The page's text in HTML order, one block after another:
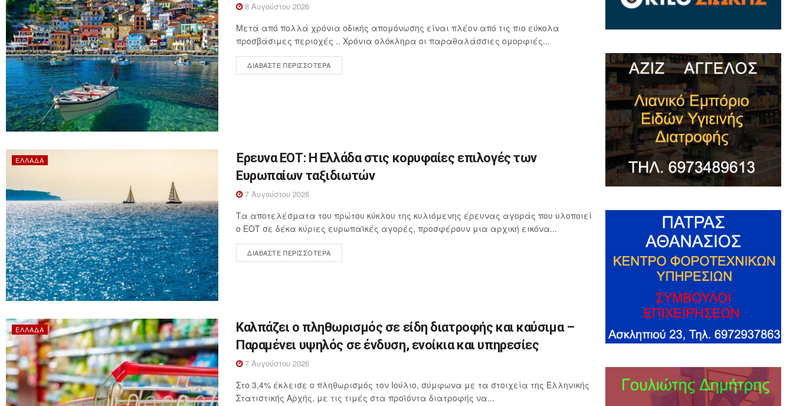
8 Αυγούστου 2026
Μετά από πολλά χρόνια οδικής απομόνωσης είναι πλέον από τις πιο εύκολα
προσβάσιμες περιοχές .. Χρόνια ολόκληρα οι παραθαλάσσιες ομορφιές...
ΔΙΑΒΆΣΤΕ ΠΕΡΙΣΣΌΤΕΡΑ
ΕΛΛΆΔΑ
Έρευνα ΕΟΤ: Η Ελλάδα στις κορυφαίες επιλογές των
Ευρωπαίων ταξιδιωτών
7 Αυγούστου 2026
Τα αποτελέσματα του πρώτου κύκλου της κυλιόμενης έρευνας αγοράς που υλοποιεί
ο ΕΟΤ σε δέκα κύριες ευρωπαϊκές αγορές, προσφέρουν μια αρχική εικόνα...
ΔΙΑΒΆΣΤΕ ΠΕΡΙΣΣΌΤΕΡΑ
ΕΛΛΆΔΑ
Καλπάζει ο πληθωρισμός σε είδη διατροφής και καύσιμα –
Παραμένει υψηλός σε ένδυση, ενοίκια και υπηρεσίες
7 Αυγούστου 2026
Στο 3,4% έκλεισε ο πληθωρισμός τον Ιούλιο, σύμφωνα με τα στοιχεία της Ελληνικής
Στατιστικής Αρχής, με τις τιμές στα προϊόντα διατροφής να...